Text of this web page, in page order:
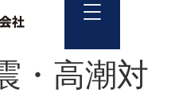
・高潮対